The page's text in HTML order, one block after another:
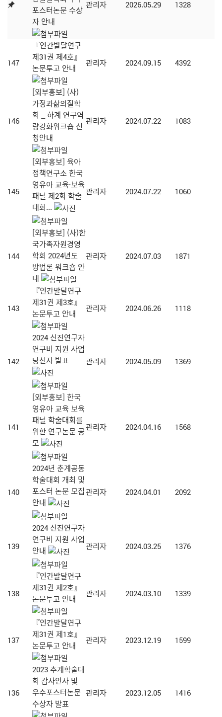
포스터논문 수상
자 안내
관리자 2026.05.29 1328
147
『인간발달연구
제31권 제4호』
논문투고 안내
관리자 2024.09.15 4392
146
[외부홍보] (사)
가정과삶의질학
회 _ 하계 연구역
량강화워크숍 신
청안내
관리자 2024.07.22 1083
145
[외부홍보] 육아
정책연구소 한국
영유아 교육·보육
패널 제2회 학술
대회...
관리자 2024.07.22 1060
144
[외부홍보] (사)한
국가족자원경영
학회 2024년도
방법론 워크숍 안
내
관리자 2024.07.03 1871
143
『인간발달연구
제31권 제3호』
논문투고 안내
관리자 2024.06.26 1118
142
2024 신진연구자
연구비 지원 사업
당선자 발표
관리자 2024.05.09 1369
141
[외부홍보] 한국
영유아 교육 보육
패널 학술대회를
위한 연구논문 공
모
관리자 2024.04.16 1568
140
2024년 춘계공동
학술대회 개최 및
포스터 논문 모집
안내
관리자 2024.04.01 2092
139
2024 신진연구자
연구비 지원 사업
안내
관리자 2024.03.25 1376
138
『인간발달연구
제31권 제2호』
논문투고 안내
관리자 2024.03.10 1339
137
『인간발달연구
제31권 제1호』
논문투고 안내
관리자 2023.12.19 1599
136
2023 추계학술대
회 감사인사 및
우수포스터논문
수상자 발표
관리자 2023.12.05 1416